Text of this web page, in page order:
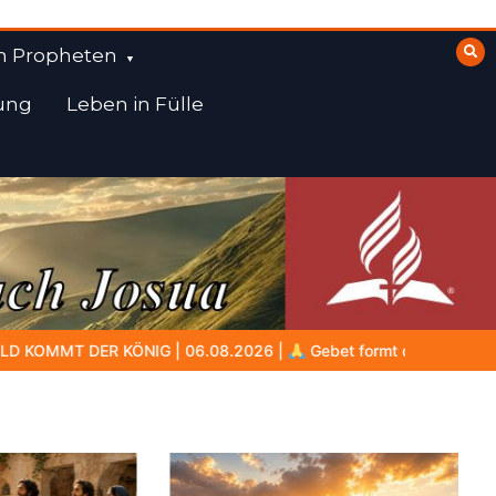
Propheten
Leben in Fülle
Gebet formt den Charakter: Das verborgene Leben mit Gott